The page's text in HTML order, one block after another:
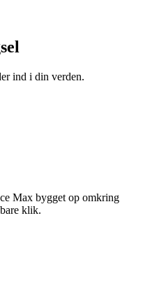
ind i din verden.
Max bygget op omkring
klik.